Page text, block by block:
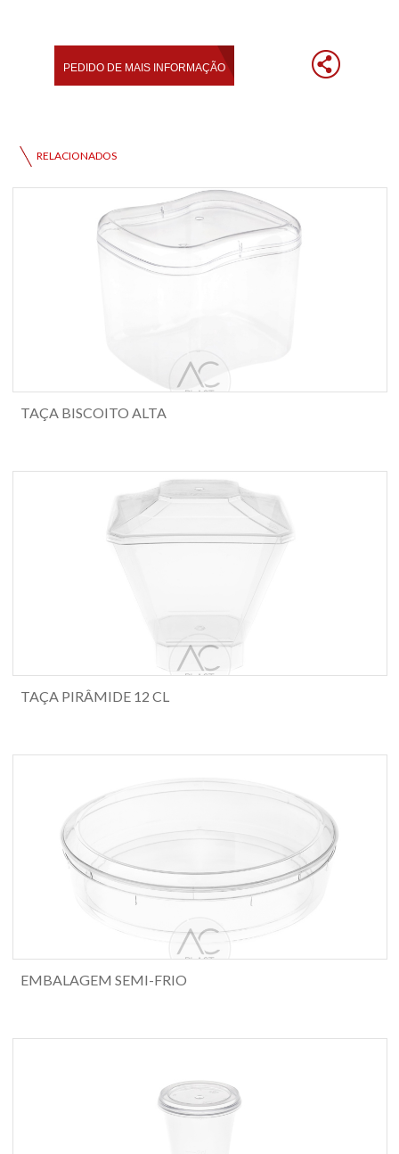
RELACIONADOS
TAÇA BISCOITO ALTA
TAÇA PIRÂMIDE 12 CL
EMBALAGEM SEMI-FRIO